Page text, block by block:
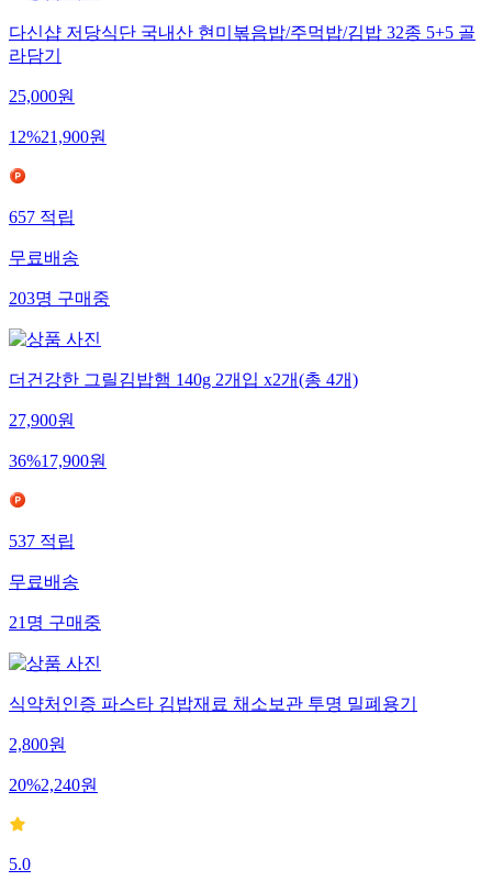
다신샵 저당식단 국내산 현미볶음밥/주먹밥/김밥 32종 5+5 골
라담기
25,000원
12%21,900원
657적립
무료배송
203명구매중
더건강한 그릴김밥햄 140g 2개입 x2개(총 4개)
27,900원
36%17,900원
537적립
무료배송
21명구매중
식약처인증 파스타 김밥재료 채소보관 투명 밀폐용기
2,800원
20%2,240원
5.0